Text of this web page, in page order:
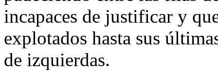
incapaces de justificar y
explotados hasta sus
de izquierdas.